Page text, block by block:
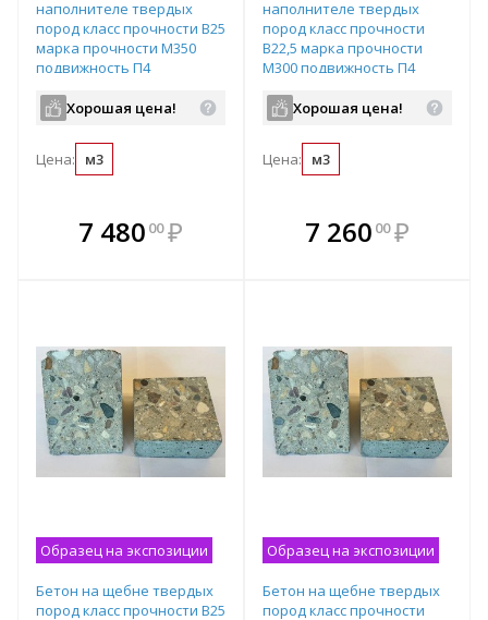
наполнителе твердых
пород класс прочности В25
марка прочности М350
подвижность П4
Хорошая цена!
Цена: м3
7 480 00 ₽
В комплекте
всегда выгоднее!
наполнителе твердых
пород класс прочности
В22,5 марка прочности
М300 подвижность П4
Хорошая цена!
Цена: м3
В комплекте
всегда выгоднее!
7 260 00 ₽
Образец на экспозиции
Бетон на щебне твердых
пород класс прочности B25
Образец на экспозиции
Бетон на щебне твердых
пород класс прочности